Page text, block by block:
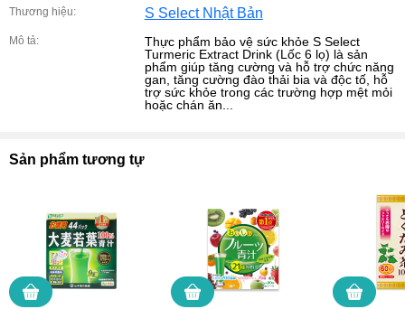
Thương hiệu: S Select Nhật Bản
Mô tả:
Thực phẩm bảo vệ sức khỏe S Select
Turmeric Extract Drink (Lốc 6 lọ) là sản
phẩm giúp tăng cường và hỗ trợ chức năng
gan, tăng cường đào thải bia và độc tố, hỗ
trợ sức khỏe trong các trường hợp mệt mỏi
hoặc chán ăn...
Sản phẩm tương tự